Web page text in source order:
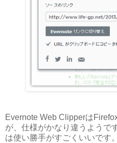
Evernote Web Clipperは
が、仕様がかなり違うようで
は使い勝手がすごくいいです